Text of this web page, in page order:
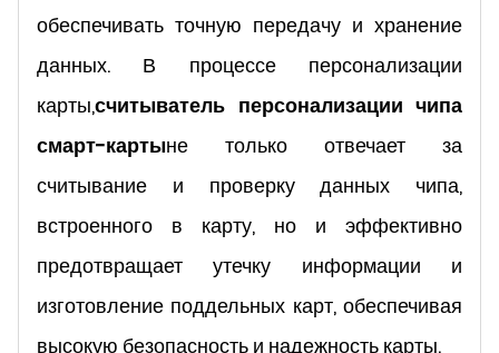
обеспечивать точную передачу и хранение
данных. В процессе персонализации
карты,считыватель персонализации чипа
смарт-картыне только отвечает за
считывание и проверку данных чипа,
встроенного в карту, но и эффективно
предотвращает утечку информации и
изготовление поддельных карт, обеспечивая
высокую безопасность и надежность карты.